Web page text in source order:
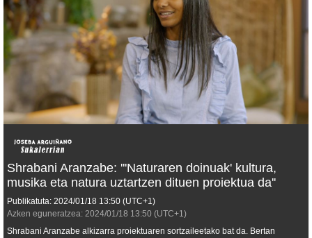
Shrabani Aranzabe: '''Naturaren doinuak' kultura,
musika eta natura uztartzen dituen proiektua da''
Publikatuta: 2024/01/18 13:50 (UTC+1)
Azken eguneratzea: 2024/01/18 13:50 (UTC+1)
Shrabani Aranzabe alkizarra proiektuaren sortzaileetako bat da. Bertan